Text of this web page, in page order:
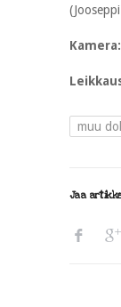
Kamera:
muu
Jaa